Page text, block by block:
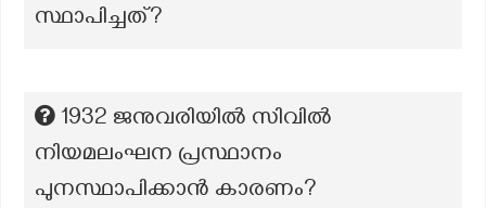
സ്ഥാപിച്ചത്?
1932 ജനുവരിയിൽ സിവിൽ
നിയമലംഘന പ്രസ്ഥാനം
പുനസ്ഥാപിക്കാൻ കാരണം?